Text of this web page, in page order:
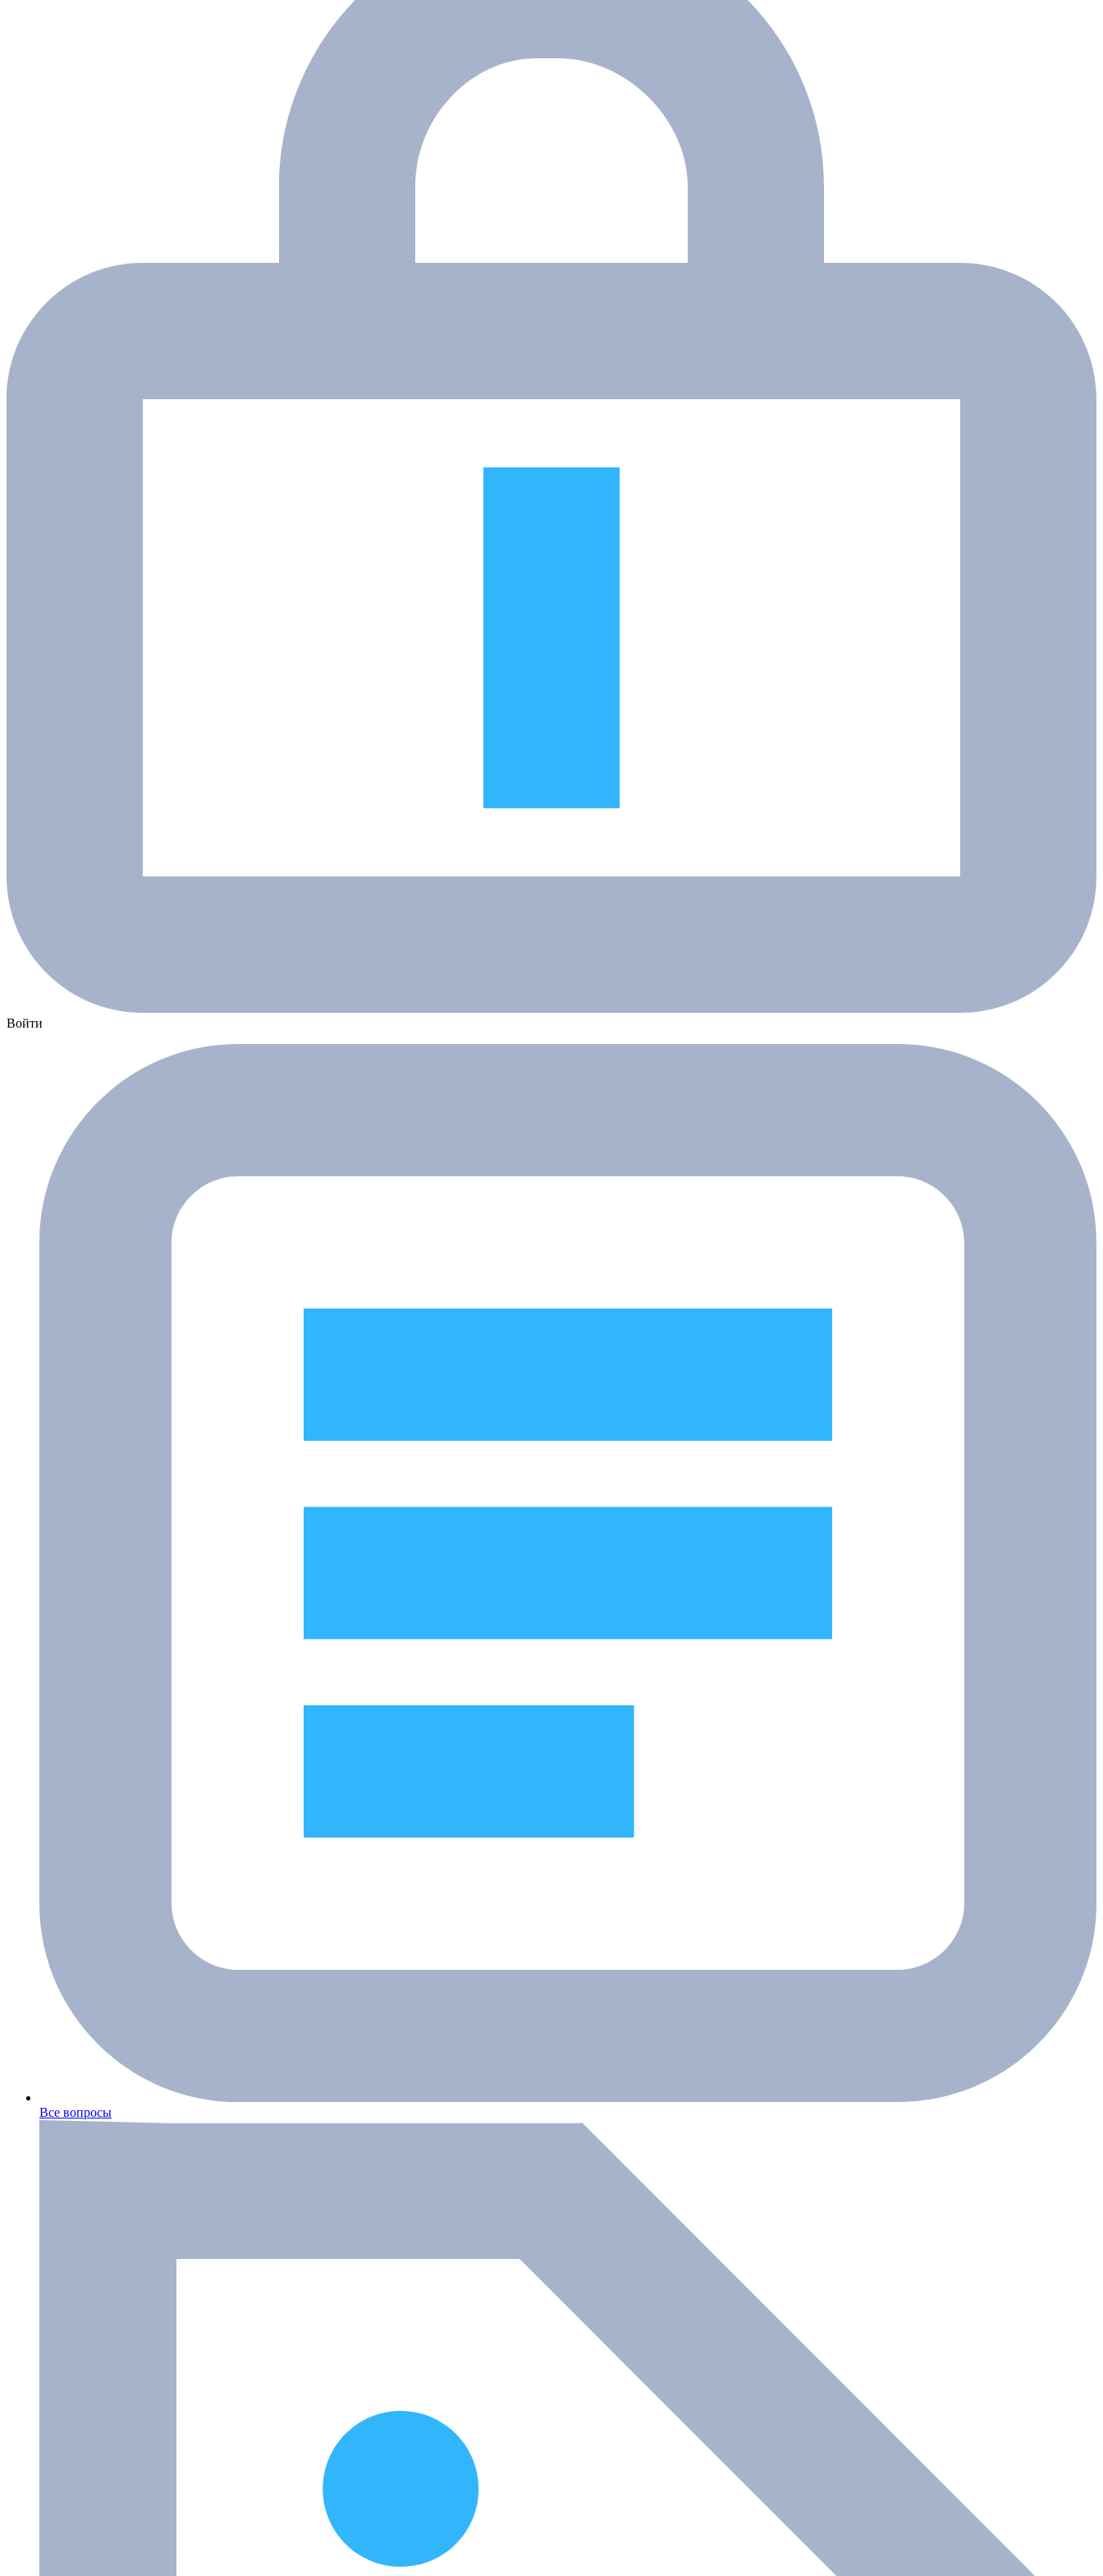
Войти
Все вопросы